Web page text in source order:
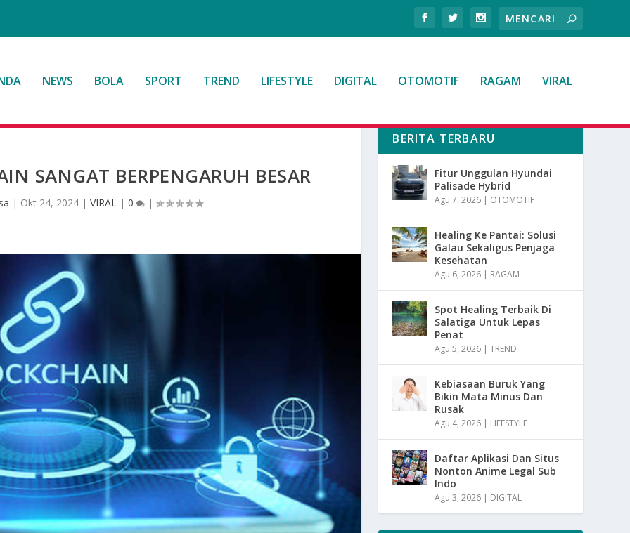
NEWS BOLA SPORT TREND LIFESTYLE DIGITAL OTOMOTIF RAGAM VIRAL
SANGAT BERPENGARUH BESAR
| Okt 24, 2024 |VIRAL |0 |
BERITA TERBARU
Fitur Unggulan Hyundai
Palisade Hybrid
Agu 7, 2026 | OTOMOTIF
Healing Ke Pantai: Solusi
Galau Sekaligus Penjaga
Kesehatan
Agu 6, 2026 | RAGAM
Spot Healing Terbaik Di
Salatiga Untuk Lepas
Penat
Agu 5, 2026 |TREND
Kebiasaan Buruk Yang
Bikin Mata Minus Dan
Rusak
Agu 4, 2026 | LIFESTYLE
Daftar Aplikasi Dan Situs
Nonton Anime Legal Sub
Indo
Agu 3, 2026 | DIGITAL